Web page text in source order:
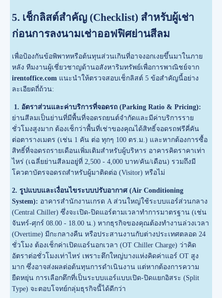
5. เช็กลิสต์สำคัญ (Checklist) สำหรับผู้เช่า
ก่อนการลงนามเช่าออฟฟิศย่านสีลม
เพื่อป้องกันข้อพิพาทหรือต้นทุนส่วนเกินที่อาจงอกเงยขึ้นมาในภาย
หลัง ทีมงานผู้เชี่ยวชาญด้านอสังหาริมทรัพย์เพื่อการพาณิชย์จาก
irentoffice.com แนะนำให้ตรวจสอบเช็กลิสต์ 5 ข้อสำคัญนี้อย่าง
ละเอียดถี่ถ้วน:
1. อัตราส่วนและค่าบริการที่จอดรถ (Parking Ratio & Pricing):
ย่านสีลมเป็นย่านที่มีพื้นที่จอดรถยนต์จำกัดและมีค่าบริการราย
ชั่วโมงสูงมาก ต้องเช็กว่าพื้นที่เช่าของคุณได้สิทธิ์จอดรถฟรีคี่คัน
ต่อตารางเมตร (เช่น 1 คัน ต่อ ทุกๆ 100 ตร.ม.) และหากต้องการซื้อ
สิทธิ์ที่จอดรถรายเดือนเพิ่มเติมสำหรับผู้บริหาร อาคารคิดราคาเท่า
ไหร่ (เฉลี่ยย่านสีลมอยู่ที่ 2,500 - 4,000 บาท/คัน/เดือน) รวมถึงมี
โควตาบัตรจอดรถสำหรับผู้มาติดต่อ (Visitor) หรือไม่
2. รูปแบบและเงื่อนไขระบบปรับอากาศ (Air Conditioning
System): อาคารสำนักงานเกรด A ส่วนใหญ่ใช้ระบบแอร์ส่วนกลาง
(Central Chiller) ซึ่งจะเปิด-ปิดแอร์ตามเวลาทำการมาตรฐาน (เช่น
จันทร์-ศุกร์ 08.00 - 18.00 น.) หากธุรกิจของคุณต้องทำงานล่วงเวลา
(Overtime) มีกะกลางคืน หรือประสานงานกับต่างประเทศตลอด 24
ชั่วโมง ต้องเช็กค่าเปิดแอร์นอกเวลา (OT Chiller Charge) ว่าคิด
อัตราต่อชั่วโมงเท่าไหร่ เพราะตึกใหญ่บางแห่งคิดค่าแอร์ OT สูง
มาก ซึ่งอาจส่งผลต่อต้นทุนการดำเนินงาน แต่หากต้องการความ
ยืดหยุ่น การเลือกตึกที่เป็นระบบแอร์แบบเปิด-ปิดแยกอิสระ (Split
Type) จะตอบโจทย์กลุ่มธุรกิจนี้ได้ดีกว่า